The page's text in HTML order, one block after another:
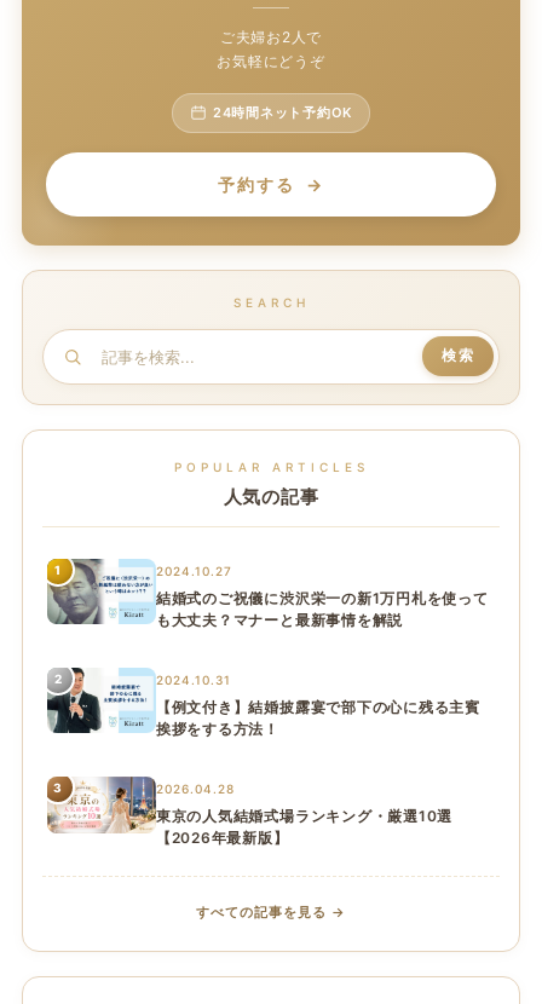
ご夫婦お2人で
お気軽にどうぞ
24時間ネット予約OK
予約する
SEARCH
記
事
を
検索
POPULAR ARTICLES
人気の記事
1 2024.10.27
結婚式のご祝儀に渋沢栄一の新1万円札を使って
も大丈夫？マナーと最新事情を解説
2 2024.10.31
【例文付き】結婚披露宴で部下の心に残る主賓
挨拶をする方法！
3 2026.04.28
東京の人気結婚式場ランキング・厳選10選
【2026年最新版】
すべての記事を見る →